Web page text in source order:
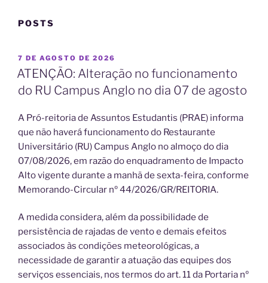
POSTS
PUBLICADO
EM
7 DE AGOSTO DE 2026
ATENÇÃO: Alteração no funcionamento
do RU Campus Anglo no dia 07 de agosto
A Pró-reitoria de Assuntos Estudantis (PRAE) informa
que não haverá funcionamento do Restaurante
Universitário (RU) Campus Anglo no almoço do dia
07/08/2026, em razão do enquadramento de Impacto
Alto vigente durante a manhã de sexta-feira, conforme
Memorando-Circular nº 44/2026/GR/REITORIA.
A medida considera, além da possibilidade de
persistência de rajadas de vento e demais efeitos
associados às condições meteorológicas, a
necessidade de garantir a atuação das equipes dos
serviços essenciais, nos termos do art. 11 da Portaria nº